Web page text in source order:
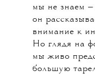
мы не знаем —
он
внимание к
Но глядя на
мы живо
большую